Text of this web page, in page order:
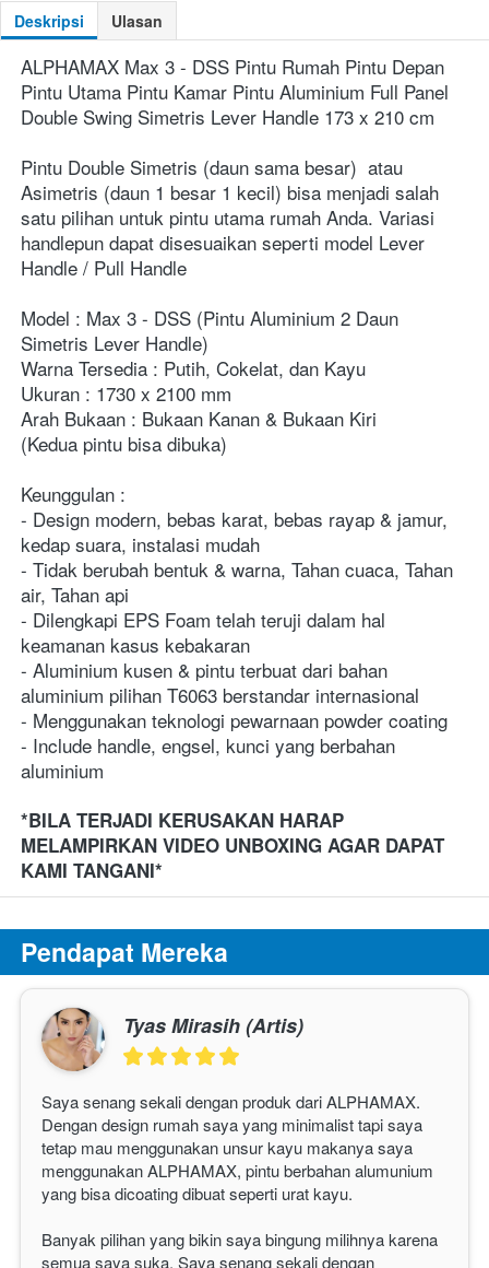
Deskripsi Ulasan
ALPHAMAX Max 3 - DSS Pintu Rumah Pintu Depan
Pintu Utama Pintu Kamar Pintu Aluminium Full Panel
Double Swing Simetris Lever Handle 173 x 210 cm
Pintu Double Simetris (daun sama besar)  atau
Asimetris (daun 1 besar 1 kecil) bisa menjadi salah
satu pilihan untuk pintu utama rumah Anda. Variasi
handlepun dapat disesuaikan seperti model Lever
Handle / Pull Handle
Model : Max 3 - DSS (Pintu Aluminium 2 Daun
Simetris Lever Handle)
Warna Tersedia : Putih, Cokelat, dan Kayu
Ukuran : 1730 x 2100 mm
Arah Bukaan : Bukaan Kanan & Bukaan Kiri
(Kedua pintu bisa dibuka)
Keunggulan :
- Design modern, bebas karat, bebas rayap & jamur,
kedap suara, instalasi mudah
- Tidak berubah bentuk & warna, Tahan cuaca, Tahan
air, Tahan api
- Dilengkapi EPS Foam telah teruji dalam hal
keamanan kasus kebakaran
- Aluminium kusen & pintu terbuat dari bahan
aluminium pilihan T6063 berstandar internasional
- Menggunakan teknologi pewarnaan powder coating
- Include handle, engsel, kunci yang berbahan
aluminium
*BILA TERJADI KERUSAKAN HARAP
MELAMPIRKAN VIDEO UNBOXING AGAR DAPAT
KAMI TANGANI*
Pendapat Mereka
Tyas Mirasih (Artis)
Saya senang sekali dengan produk dari ALPHAMAX.
Dengan design rumah saya yang minimalist tapi saya
tetap mau menggunakan unsur kayu makanya saya
menggunakan ALPHAMAX, pintu berbahan alumunium
yang bisa dicoating dibuat seperti urat kayu.
Banyak pilihan yang bikin saya bingung milihnya karena
semua saya suka. Saya senang sekali dengan